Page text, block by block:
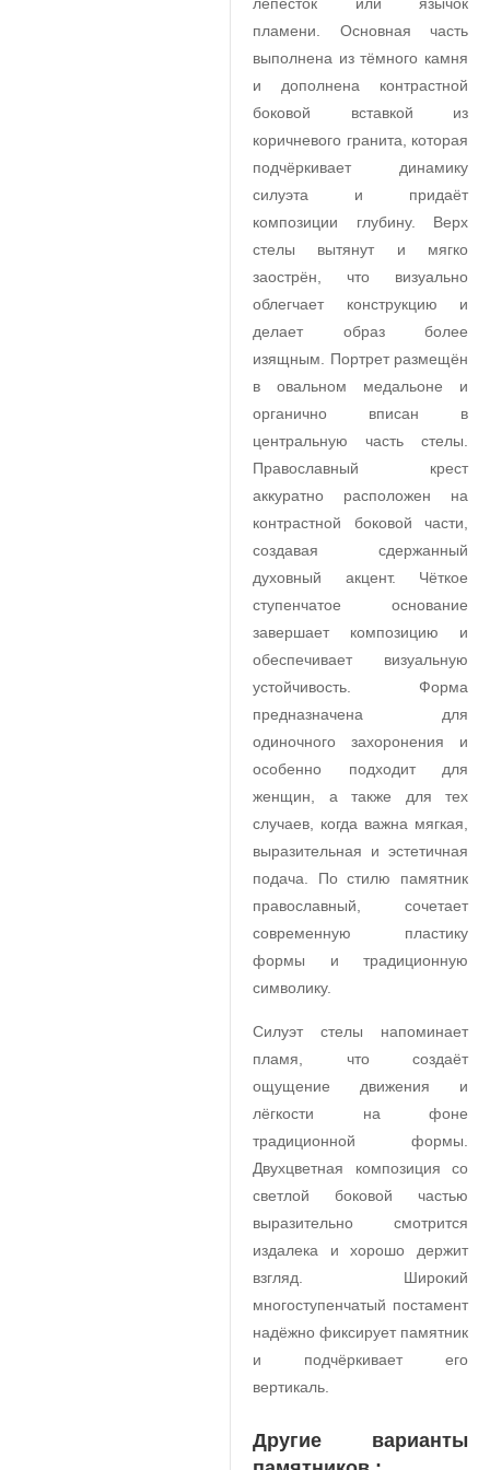
пламени. Основная часть
выполнена из тёмного камня
и дополнена контрастной
боковой вставкой из
коричневого гранита, которая
подчёркивает динамику
силуэта и придаёт
композиции глубину. Верх
стелы вытянут и мягко
заострён, что визуально
облегчает конструкцию и
делает образ более
изящным. Портрет размещён
в овальном медальоне и
органично вписан в
центральную часть стелы.
Православный крест
аккуратно расположен на
контрастной боковой части,
создавая сдержанный
духовный акцент. Чёткое
ступенчатое основание
завершает композицию и
обеспечивает визуальную
устойчивость. Форма
предназначена для
одиночного захоронения и
особенно подходит для
женщин, а также для тех
случаев, когда важна мягкая,
выразительная и эстетичная
подача. По стилю памятник
православный, сочетает
современную пластику
формы и традиционную
символику.
Силуэт стелы напоминает
пламя, что создаёт
ощущение движения и
лёгкости на фоне
традиционной формы.
Двухцветная композиция со
светлой боковой частью
выразительно смотрится
издалека и хорошо держит
взгляд. Широкий
многоступенчатый постамент
надёжно фиксирует памятник
и подчёркивает его
вертикаль.
Другие варианты